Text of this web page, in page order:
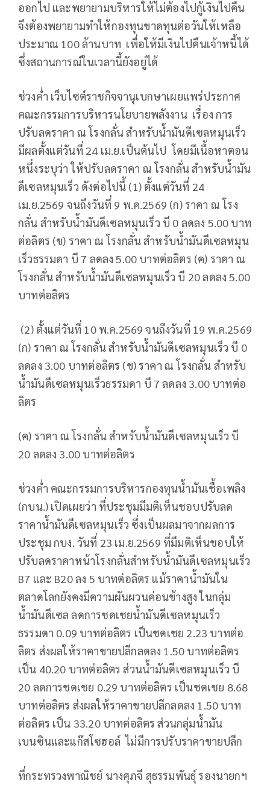
ออกไป และพยายามบริหารให้ไม่ต้องไปกู้เงินไปคืน
จึงต้องพยายามทำให้กองทุนขาดทุนต่อวันให้เหลือ
ประมาณ 100 ล้านบาท เพื่อให้มีเงินไปคืนเจ้าหนี้ได้
ซึ่งสถานการณ์ในเวลานี้ยังอยู่ได้
ช่วงค่ำ เว็บไซต์ราชกิจจานุเบกษาเผยแพร่ประกาศ
คณะกรรมการบริหารนโยบายพลังงาน เรื่อง การ
ปรับลดราคา ณ โรงกลั่น สำหรับน้ำมันดีเซลหมุนเร็ว
มีผลตั้งแต่วันที่ 24 เม.ย.เป็นต้นไป โดยมีเนื้อหาตอน
หนึ่งระบุว่า ให้ปรับลดราคา ณ โรงกลั่น สำหรับน้ำมัน
ดีเซลหมุนเร็ว ดังต่อไปนี้ (1) ตั้งแต่วันที่ 24
เม.ย.2569 จนถึงวันที่ 9 พ.ค.2569 (ก) ราคา ณ โรง
กลั่น สำหรับน้ำมันดีเซลหมุนเร็ว บี 0 ลดลง 5.00 บาท
ต่อลิตร (ข) ราคา ณ โรงกลั่น สำหรับน้ำมันดีเซลหมุน
เร็วธรรมดา บี 7 ลดลง 5.00 บาทต่อลิตร (ค) ราคา ณ
โรงกลั่น สำหรับน้ำมันดีเซลหมุนเร็ว บี 20 ลดลง 5.00
บาทต่อลิตร
(2) ตั้งแต่วันที่ 10 พ.ค.2569 จนถึงวันที่ 19 พ.ค.2569
(ก) ราคา ณ โรงกลั่น สำหรับน้ำมันดีเซลหมุนเร็ว บี 0
ลดลง 3.00 บาทต่อลิตร (ข) ราคา ณ โรงกลั่น สำหรับ
น้ำมันดีเซลหมุนเร็วธรรมดา บี 7 ลดลง 3.00 บาทต่อ
ลิตร
(ค) ราคา ณ โรงกลั่น สำหรับน้ำมันดีเซลหมุนเร็ว บี
20 ลดลง 3.00 บาทต่อลิตร
ช่วงค่ำ คณะกรรมการบริหารกองทุนน้ำมันเชื้อเพลิง
(กบน.) เปิดเผยว่า ที่ประชุมมีมติเห็นชอบปรับลด
ราคาน้ำมันดีเซลหมุนเร็ว ซึ่งเป็นผลมาจากผลการ
ประชุม กบง. วันที่ 23 เม.ย.2569 ที่มีมติเห็นชอบให้
ปรับลดราคาหน้าโรงกลั่นสำหรับน้ำมันดีเซลหมุนเร็ว
B7 และ B20 ลง 5 บาทต่อลิตร แม้ราคาน้ำมันใน
ตลาดโลกยังคงมีความผันผวนค่อนข้างสูง ในกลุ่ม
น้ำมันดีเซล ลดการชดเชยน้ำมันดีเซลหมุนเร็ว
ธรรมดา 0.09 บาทต่อลิตร เป็นชดเชย 2.23 บาทต่อ
ลิตร ส่งผลให้ราคาขายปลีกลดลง 1.50 บาทต่อลิตร
เป็น 40.20 บาทต่อลิตร ส่วนน้ำมันดีเซลหมุนเร็ว บี
20 ลดการชดเชย 0.29 บาทต่อลิตร เป็นชดเชย 8.68
บาทต่อลิตร ส่งผลให้ราคาขายปลีกลดลง 1.50 บาท
ต่อลิตร เป็น 33.20 บาทต่อลิตร ส่วนกลุ่มน้ำมัน
เบนซินและแก๊สโซฮอล์ ไม่มีการปรับราคาขายปลีก
ที่กระทรวงพาณิชย์ นางศุภจี สุธรรมพันธุ์ รองนายกฯ